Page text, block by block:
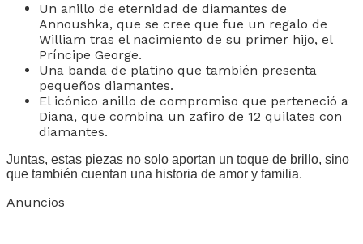
Un anillo de eternidad de diamantes de
Annoushka, que se cree que fue un regalo de
William tras el nacimiento de su primer hijo, el
Príncipe George.
Una banda de platino que también presenta
pequeños diamantes.
El icónico anillo de compromiso que perteneció a
Diana, que combina un zafiro de 12 quilates con
diamantes.
Juntas, estas piezas no solo aportan un toque de brillo, sino
que también cuentan una historia de amor y familia.
Anuncios